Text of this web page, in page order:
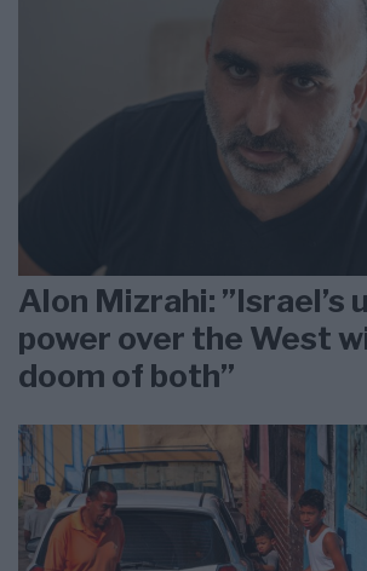
Alon Mizrahi: ”Israel’s
power over the West
doom of both”